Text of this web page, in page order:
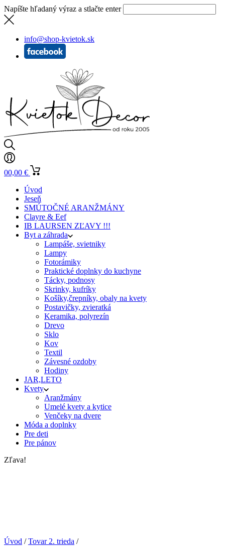
Napíšte hľadaný výraz a stlačte enter
info@shop-kvietok.sk
00,00 €
Úvod
Jeseň
SMÚTOČNÉ ARANŽMÁNY
Clayre & Eef
IB LAURSEN ZĽAVY !!!
Byt a záhrada
Lampáše, svietniky
Lampy
Fotorámiky
Praktické doplnky do kuchyne
Tácky, podnosy
Skrinky, kufríky
Košíky,črepníky, obaly na kvety
Postavičky, zvieratká
Keramika, polyrezín
Drevo
Sklo
Kov
Textil
Závesné ozdoby
Hodiny
JAR,LETO
Kvety
Aranžmány
Umelé kvety a kytice
Venčeky na dvere
Móda a doplnky
Pre deti
Pre pánov
Zľava!
Úvod /Tovar 2. trieda /